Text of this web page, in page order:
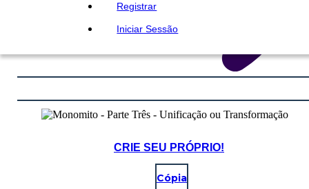
Registrar
Iniciar Sessão
CRIE SEU PRÓPRIO!
Cópia